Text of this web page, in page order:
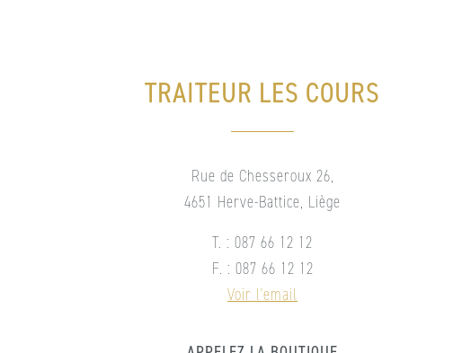
TRAITEUR LES COURS
Rue de Chesseroux 26,
4651 Herve-Battice, Liège
T. : 087 66 12 12
F. : 087 66 12 12
Voir l'email